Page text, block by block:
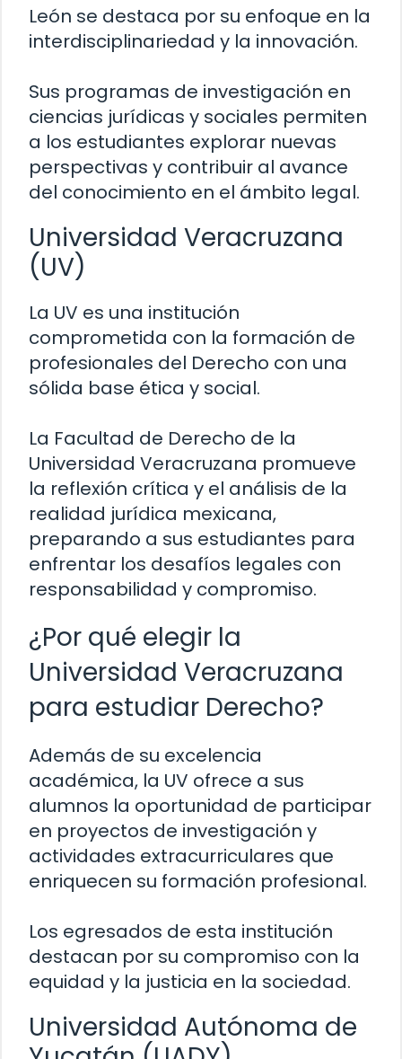
León se destaca por su enfoque en la
interdisciplinariedad y la innovación.
Sus programas de investigación en
ciencias jurídicas y sociales permiten
a los estudiantes explorar nuevas
perspectivas y contribuir al avance
del conocimiento en el ámbito legal.
Universidad Veracruzana
(UV)
La UV es una institución
comprometida con la formación de
profesionales del Derecho con una
sólida base ética y social.
La Facultad de Derecho de la
Universidad Veracruzana promueve
la reflexión crítica y el análisis de la
realidad jurídica mexicana,
preparando a sus estudiantes para
enfrentar los desafíos legales con
responsabilidad y compromiso.
¿Por qué elegir la
Universidad Veracruzana
para estudiar Derecho?
Además de su excelencia
académica, la UV ofrece a sus
alumnos la oportunidad de participar
en proyectos de investigación y
actividades extracurriculares que
enriquecen su formación profesional.
Los egresados de esta institución
destacan por su compromiso con la
equidad y la justicia en la sociedad.
Universidad Autónoma de